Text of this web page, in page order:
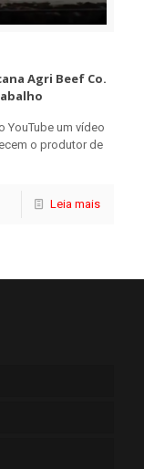
Agri Beef Co.
YouTube um vídeo
o produtor de
Leia mais